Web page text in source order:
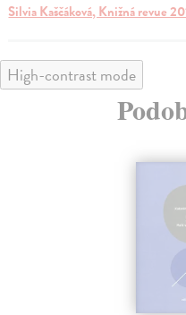
Silvia Kaščáková, Knižná revue
High-contrast mode